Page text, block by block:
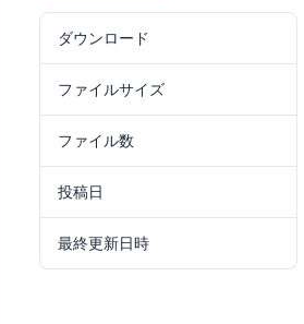
ダウンロード
ファイルサイズ
ファイル数
投稿日
最終更新日時